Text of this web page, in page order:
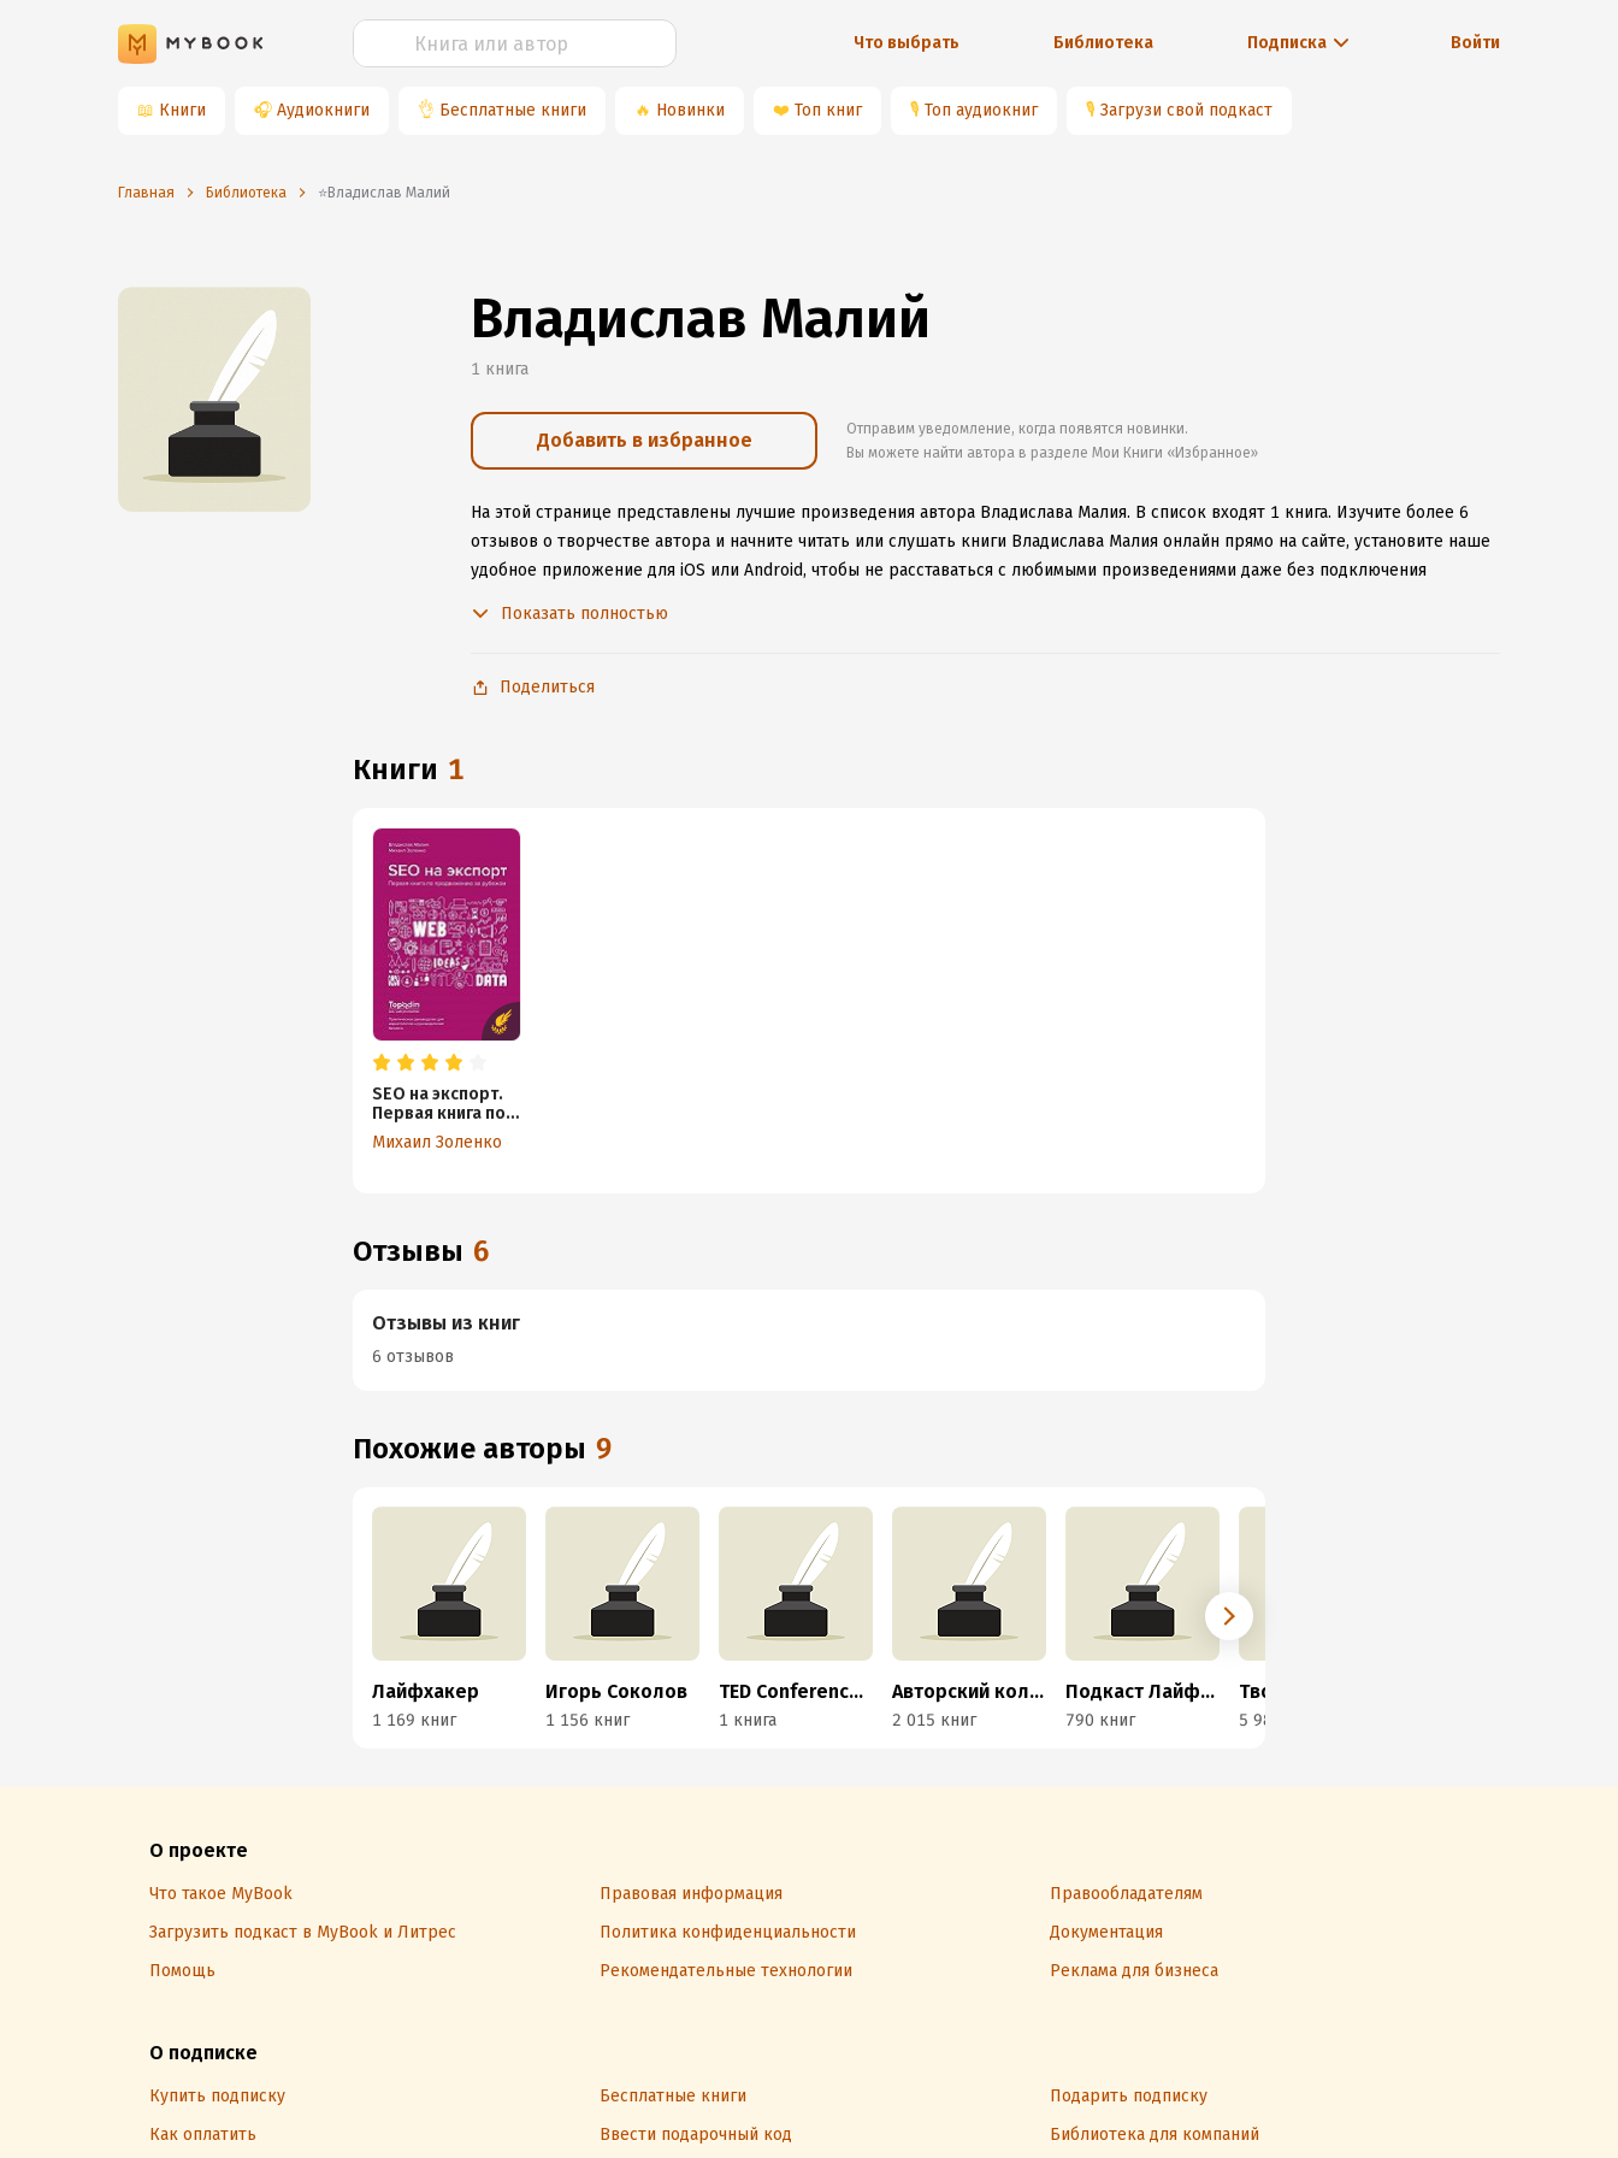
Что выбрать Библиотека Подписка Войти
📖 Книги 🎧 Аудиокниги 👌 Бесплатные книги 🔥 Новинки ❤️ Топ книг 🎙 Топ аудиокниг 🎙 Загрузи свой подкаст
Главная Библиотека ⭐️Владислав Малий
Владислав Малий
1 книга
Добавить в избранное
Отправим уведомление, когда появятся новинки.
Вы можете найти автора в разделе Мои Книги «Избранное»
На этой странице представлены лучшие произведения автора Владислава Малия. В список входят 1 книга. Изучите более 6
отзывов о творчестве автора и начните читать или слушать книги Владислава Малия онлайн прямо на сайте, установите наше
удобное приложение для iOS или Android, чтобы не расставаться с любимыми произведениями даже без подключения
Показать полностью
Поделиться
книги 1
SEO на экспорт.
Первая книга по
продвижению за
рубежом
Михаил Золенко
Отзывы 6
Отзывы из книг
6 отзывов
Похожие авторы 9
Лайфхакер
1 169 книг
Игорь Соколов
1 156 книг
TED Conferences LLC
1 книга
Авторский коллектив «Буферная бухта»
2 015 книг
Подкаст Лайфхакера
790 книг 5 985 книг
О проекте
Что такое MyBook Правовая информация
Правообладателям
Загрузить подкаст в MyBook и Литрес
Политика конфиденциальности
Документация
Помощь
Рекомендательные технологии Реклама для бизнеса
О подписке
Купить подписку Бесплатные книги
Подарить подписку
Как оплатить
Ввести подарочный код Библиотека для компаний